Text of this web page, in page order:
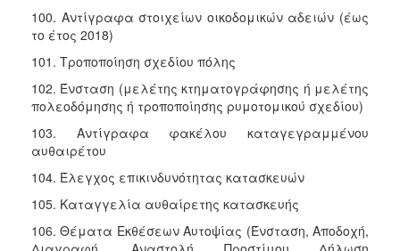
100. Αντίγραφα στοιχείων οικοδομικών αδειών (έως
το έτος 2018)
101. Τροποποίηση σχεδίου πόλης
102. Ένσταση (μελέτης κτηματογράφησης ή μελέτης
πολεοδόμησης ή τροποποίησης ρυμοτομικού σχεδίου)
103. Αντίγραφα φακέλου καταγεγραμμένου
αυθαιρέτου
104. Έλεγχος επικινδυνότητας κατασκευών
105. Καταγγελία αυθαίρετης κατασκευής
106. Θέματα Εκθέσεων Αυτοψίας (Ένσταση, Αποδοχή,